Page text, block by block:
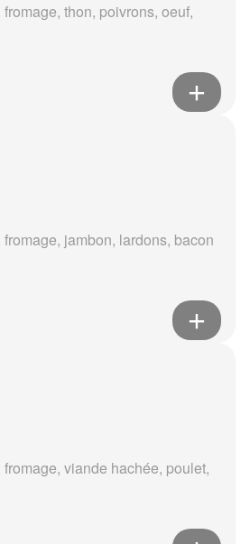
thon, poivrons, oeuf,
jambon, lardons, bacon
viande hachée, poulet,